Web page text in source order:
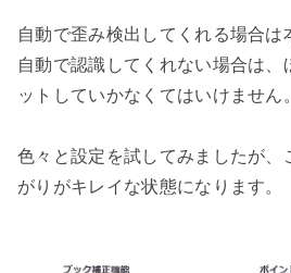
自動で歪み検出してくれる場合は
自動で認識してくれない場合は、
ットしていかなくてはいけません。
色々と設定を試してみましたが、
がりがキレイな状態になります。